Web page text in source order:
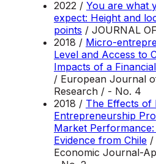
2022 / You are what
expect: Height and
points / JOURNAL
2018 / Micro-
Level and Access to
Impacts of a
/ European Journal
Research / - No. 4
2018 / The Effects of
Entrepreneurship
Market
Evidence from Chile /
Economic Journal-